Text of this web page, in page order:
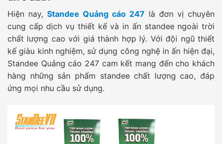
Hiện nay, Standee Quảng cáo 247 là đơn vị chuyên
cung cấp dịch vụ thiết kế và in ấn standee ngoài trời
chất lượng cao với giá thành hợp lý. Với đội ngũ thiết
kế giàu kinh nghiệm, sử dụng công nghệ in ấn hiện đại,
Standee Quảng cáo 247 cam kết mang đến cho khách
hàng những sản phẩm standee chất lượng cao, đáp
ứng mọi nhu cầu sử dụng.